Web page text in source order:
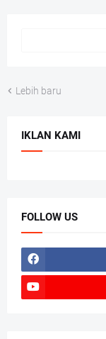
Lebih baru
IKLAN KAMI
FOLLOW US